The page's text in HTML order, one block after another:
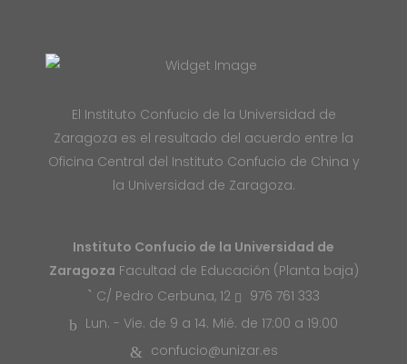
El Instituto Confucio de la Universidad de
Zaragoza es el resultado del acuerdo entre la
Oficina Central del Instituto Confucio de China y
la Universidad de Zaragoza.
Instituto Confucio de la Universidad de
Zaragoza Facultad de Educación (Planta baja)
C/ Pedro Cerbuna, 12
976 761 333
Lun. - Vie. de 9 a 14. Mié. de 17:00 a 19:00
confucio@unizar.es